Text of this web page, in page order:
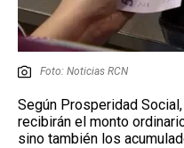
Foto: Noticias RCN
Según Prosperidad
recibirán el monto
sino también los